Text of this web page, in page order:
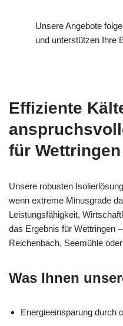
Unsere Angebote
und unterstützen Ihre
Effiziente
für Wettringen
Unsere robusten
wenn extreme Minusgrade
Leistungsfähigkeit,
das Ergebnis für Wettringen
Reichenbach, Seemühle
Was Ihnen
Energieeinsparung durch